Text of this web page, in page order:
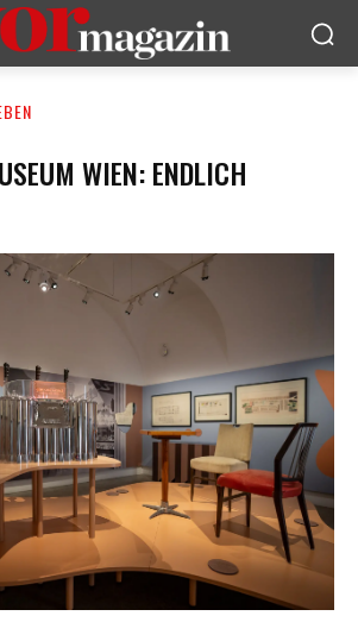
WIEN: ENDLICH